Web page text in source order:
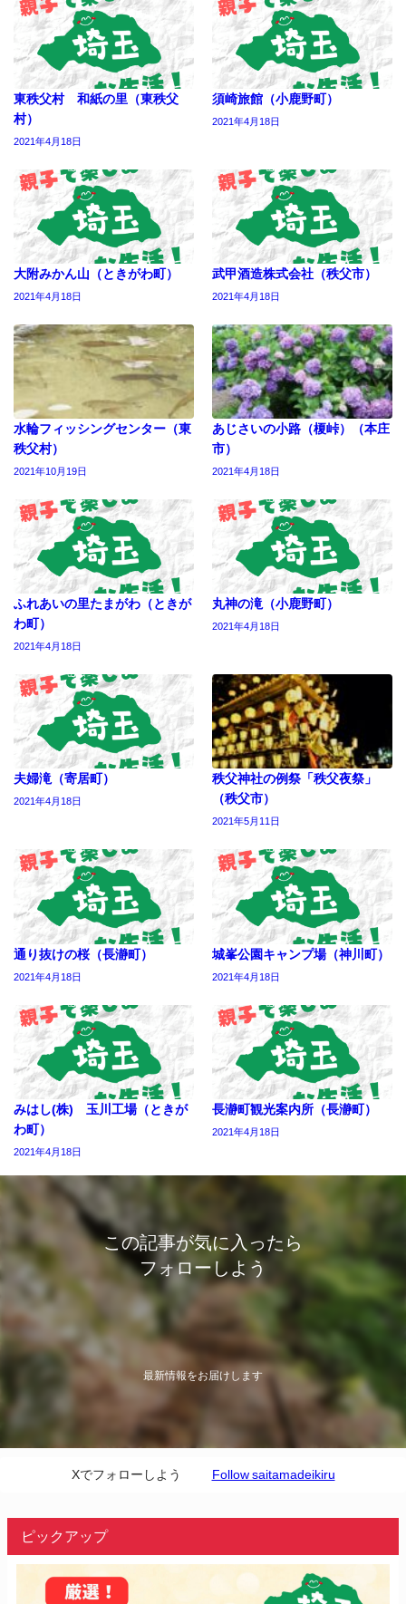
東秩父村 和紙の里（東秩父
村）
2021年4月18日
須崎旅館（小鹿野町）
2021年4月18日
大附みかん山（ときがわ町）
2021年4月18日
武甲酒造株式会社（秩父市）
2021年4月18日
水輪フィッシングセンター（東
秩父村）
2021年10月19日
あじさいの小路（榎峠）（本庄
市）
2021年4月18日
ふれあいの里たまがわ（ときが
わ町）
2021年4月18日
丸神の滝（小鹿野町）
2021年4月18日
夫婦滝（寄居町）
2021年4月18日
秩父神社の例祭「秩父夜祭」
（秩父市）
2021年5月11日
通り抜けの桜（長瀞町）
2021年4月18日
城峯公園キャンプ場（神川町）
2021年4月18日
みはし(株) 玉川工場（ときが
わ町）
2021年4月18日
長瀞町観光案内所（長瀞町）
2021年4月18日
この記事が気に入ったら
フォローしよう
最新情報をお届けします
Xでフォローしよう Follow saitamadeikiru
ピックアップ